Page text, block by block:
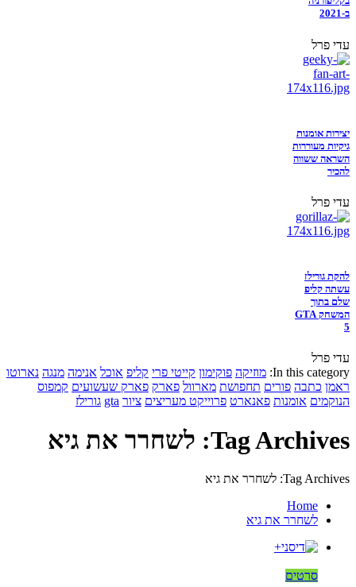
ב-2021
עדי פרל
יצירות אומנות
גיקיות מעוררות
השראה ששווה
להכיר
עדי פרל
להקת גורילז
עשתה קליפ
שלם בתוך
המשחק GTA
5
עדי פרל
In this category: מוזיקה פוקימון קייטי פרי קליפ אוכל אנימה מנגה נארוטו
ראמן כתבה פורים תחפושת מארוול פארק פארק שעשועים קמפוס
הנוקמים אומנות פאנארט פרוייקט מעריצים ציור gta גורילז
Tag Archives: לשחרר את גיא
Tag Archives: לשחרר את גיא
Home
לשחרר את גיא
סרטים